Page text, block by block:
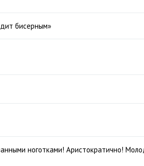
бисерным»
ноготками! Аристократично!